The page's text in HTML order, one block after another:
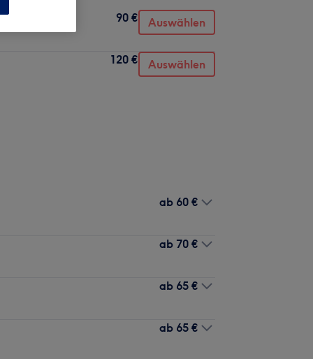
90 € Auswählen
120 € Auswählen
ab 60 €
ab 70 €
ab 65 €
ab 65 €